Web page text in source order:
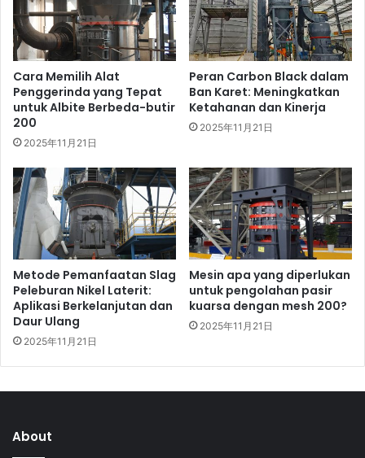
Cara Memilih Alat
Penggerinda yang Tepat
untuk Albite Berbeda-butir
200
2025年11月21日
Peran Carbon Black dalam
Ban Karet: Meningkatkan
Ketahanan dan Kinerja
2025年11月21日
Metode Pemanfaatan Slag
Peleburan Nikel Laterit:
Aplikasi Berkelanjutan dan
Daur Ulang
2025年11月21日
Mesin apa yang diperlukan
untuk pengolahan pasir
kuarsa dengan mesh 200?
2025年11月21日
About